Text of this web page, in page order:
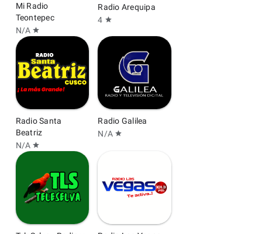
Mi Radio
Teontepec
N/A star
Radio Arequipa
4 star
Radio Santa
Beatriz
N/A star
Radio Galilea
N/A star